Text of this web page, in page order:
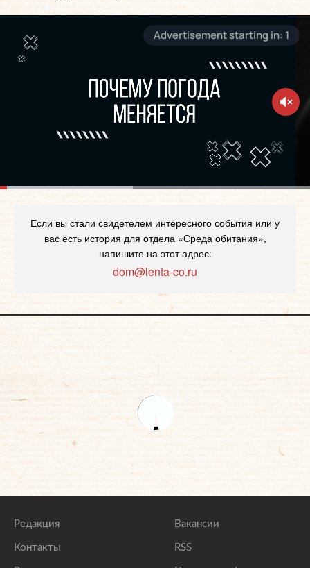
Если вы стали свидетелем интересного события или у
вас есть история для отдела «Среда обитания»,
напишите на этот адрес:
dom@lenta-co.ru
Редакция
Контакты
Вакансии
RSS